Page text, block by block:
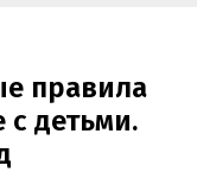
правила
с детьми.